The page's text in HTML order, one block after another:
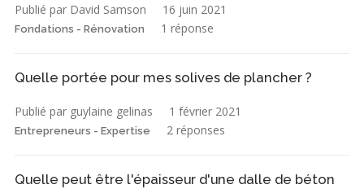
Publié par David Samson 16 juin 2021
Fondations - Rénovation 1 réponse
Quelle portée pour mes solives de plancher ?
Publié par guylaine gelinas 1 février 2021
Entrepreneurs - Expertise 2 réponses
Quelle peut être l'épaisseur d'une dalle de béton